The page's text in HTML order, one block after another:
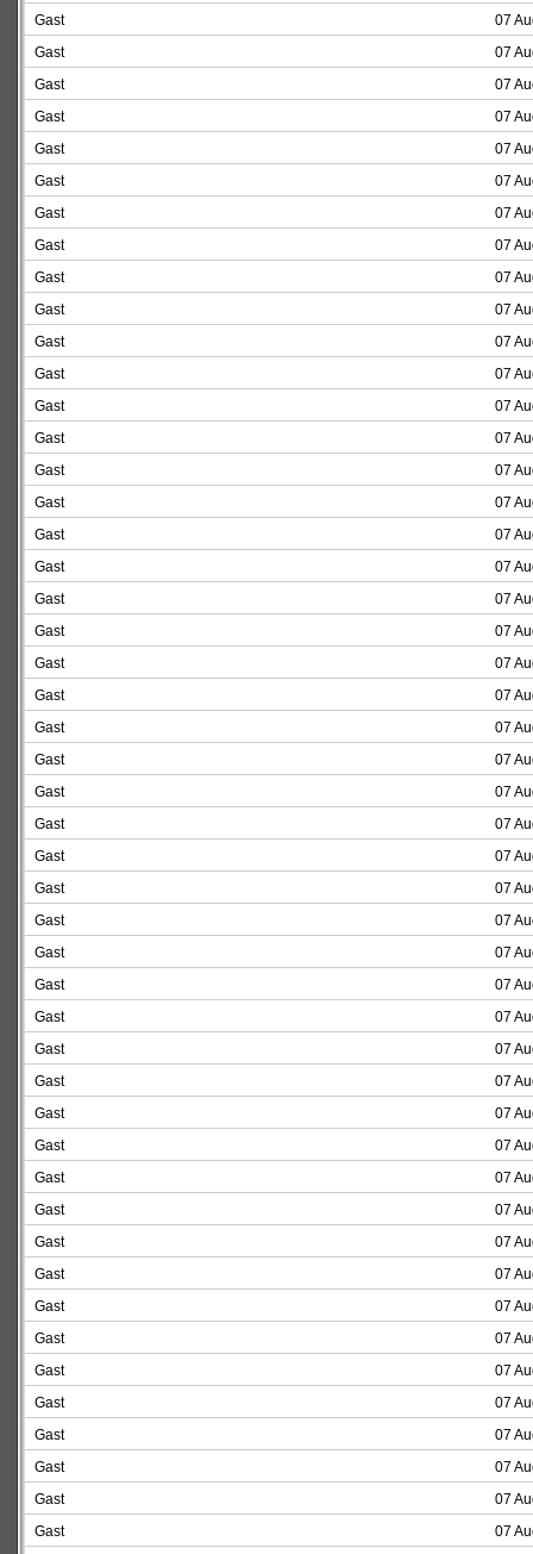
Gast
07
Gast
07
Gast
07
Gast
07
Gast
07
Gast
07
Gast
07
Gast
07
Gast
07
Gast
07
Gast
07
Gast
07
Gast
07
Gast
07
Gast
07
Gast
07
Gast
07
Gast
07
Gast
07
Gast
07
Gast
07
Gast
07
Gast
07
Gast
07
Gast
07
Gast
07
Gast
07
Gast
07
Gast
07
Gast
07
Gast
07
Gast
07
Gast
07
Gast
07
Gast
07
Gast
07
Gast
07
Gast
07
Gast
07
Gast
07
Gast
07
Gast
07
Gast
07
Gast
07
Gast
07
Gast
07
Gast
07
Gast
07